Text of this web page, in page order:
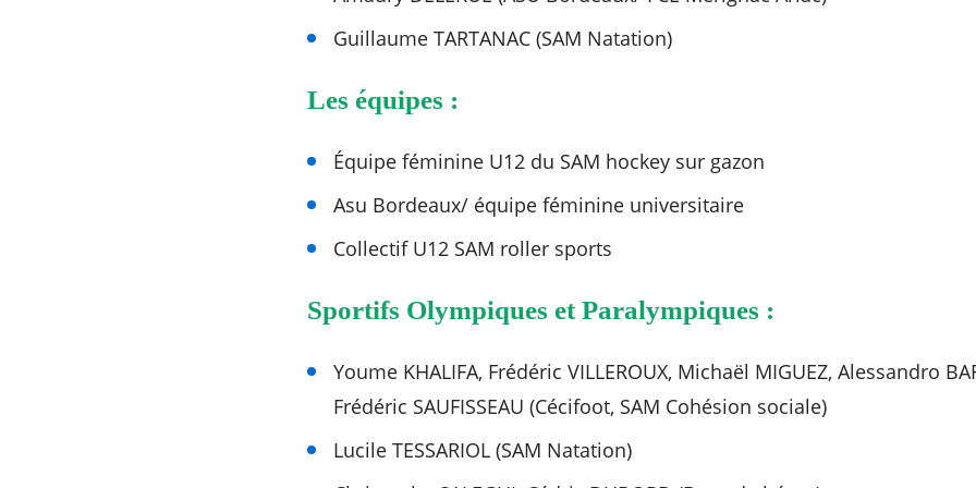
Guillaume TARTANAC (SAM Natation)
Les équipes :
Équipe féminine U12 du SAM hockey sur gazon
Asu Bordeaux/ équipe féminine universitaire
Collectif U12 SAM roller sports
Sportifs Olympiques et Paralympiques :
Youme KHALIFA, Frédéric VILLEROUX, Michaël MIGUEZ, Alessandro
Frédéric SAUFISSEAU (Cécifoot, SAM Cohésion sociale)
Lucile TESSARIOL (SAM Natation)